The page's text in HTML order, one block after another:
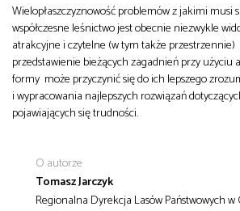
Wielopłaszczyznowość problemów z jakimi musi
współczesne leśnictwo jest obecnie niezwykle
atrakcyjne i czytelne (w tym także przestrzennie)
przedstawienie bieżących zagadnień przy użyciu
formy może przyczynić się do ich lepszego
i wypracowania najlepszych rozwiązań
pojawiających się trudności.
O autorze
Tomasz Jarczyk
Regionalna Dyrekcja Lasów Państwowych w